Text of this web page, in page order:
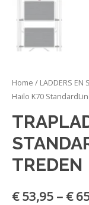
Home / LADDERS EN
Hailo K70
TREDEN
€53,95 – €